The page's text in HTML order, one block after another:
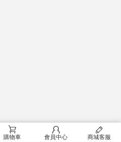
󰂟
購物車
󰂢
會員中心
󰄦
商城客服